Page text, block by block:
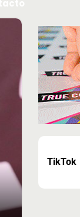
TikTok